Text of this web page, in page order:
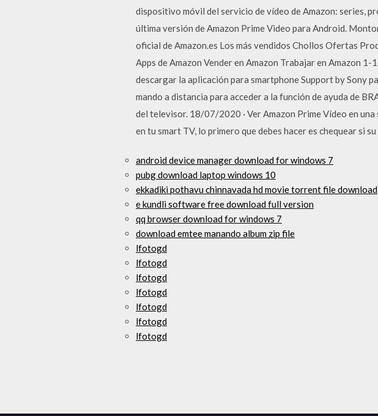
dispositivo móvil del servicio de vídeo de Amazon: series,
última versión de Amazon Prime Video para Android.
oficial de Amazon.es Los más vendidos Chollos Ofertas
Apps de Amazon Vender en Amazon Trabajar en Amazon
descargar la aplicación para smartphone Support by Sony
mando a distancia para acceder a la función de ayuda de
del televisor. 18/07/2020 · Ver Amazon Prime Vídeo en
en tu smart TV, lo primero que debes hacer es chequear si
android device manager download for windows 7
pubg download laptop windows 10
ekkadiki pothavu chinnavada hd movie torrent file download
e kundli software free download full version
qq browser download for windows 7
download emtee manando album zip file
lfotogd
lfotogd
lfotogd
lfotogd
lfotogd
lfotogd
lfotogd